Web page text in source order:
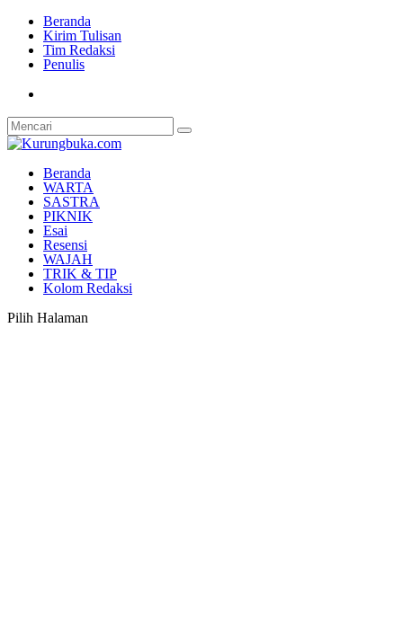
Beranda
Kirim Tulisan
Tim Redaksi
Penulis
Beranda
WARTA
SASTRA
PIKNIK
Esai
Resensi
WAJAH
TRIK & TIP
Kolom Redaksi
Pilih Halaman